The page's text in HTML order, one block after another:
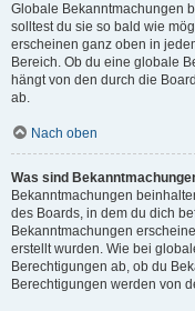
Globale Bekanntmachungen
solltest du sie so bald wie
erscheinen ganz oben in
Bereich. Ob du eine globale
hängt von den durch die
ab.
Nach oben
Was sind
Bekanntmachungen
des Boards, in dem du dich
Bekanntmachungen
erstellt wurden. Wie bei
Berechtigungen ab, ob du
Berechtigungen werden von